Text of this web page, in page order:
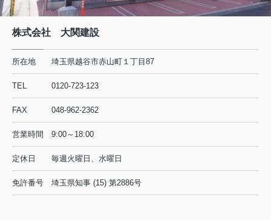
株式会社 大関建設
所在地 埼玉県越谷市赤山町１丁目87
TEL 0120-723-123
FAX 048-962-2362
営業時間 9:00～18:00
定休日 毎週火曜日、水曜日
免許番号 埼玉県知事 (15) 第2886号